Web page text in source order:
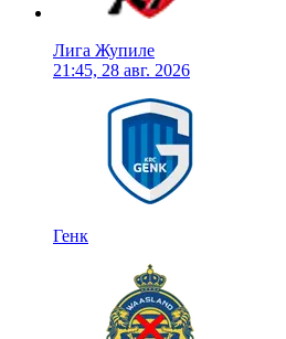
Лига Жупиле
21:45, 28 авг. 2026
Генк